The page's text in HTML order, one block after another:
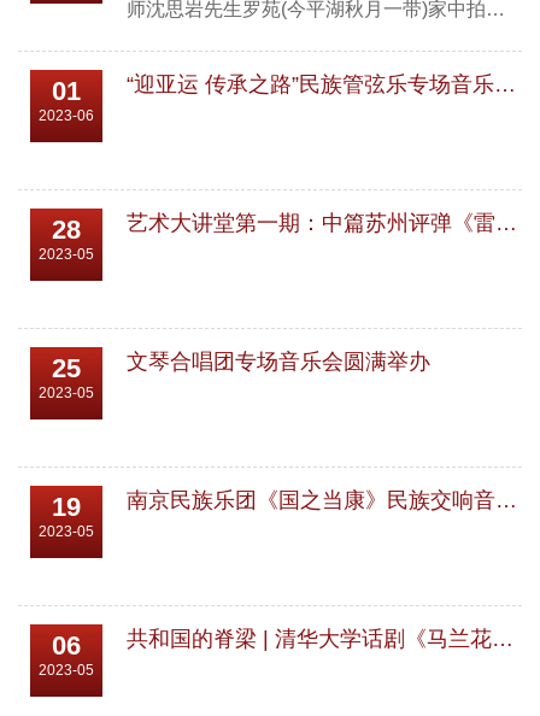
钢琴)和李息云(合唱团员,个别练声),后经微信查
认出几人,其他有的面熟,姓名记不起了。从着装
及其它因...
师沈思岩先生罗苑(今平湖秋月一带)家中拍的
发的回忆和联想”的文章,在档案馆的“秋农子张
公众号上发表?但她告诉我:单位的公众号主要
工作用,不...
01
2023-06
“迎亚运 传承之路”民族管弦乐专场音乐会圆满完成！
28
2023-05
艺术大讲堂第一期：中篇苏州评弹《雷雨》
25
2023-05
文琴合唱团专场音乐会圆满举办
19
2023-05
南京民族乐团《国之当康》民族交响音乐会圆满结束
06
2023-05
共和国的脊梁 | 清华大学话剧《马兰花开》在浙江大学演出圆满成功